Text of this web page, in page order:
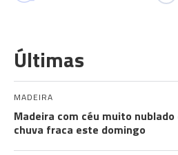
Últimas
MADEIRA
Madeira com céu muito
chuva fraca este domingo